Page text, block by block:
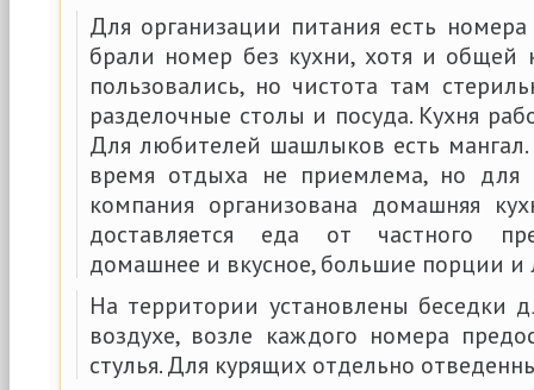
Для организации питания есть
брали номер без кухни, хотя и общей
пользовались, но чистота там
разделочные столы и посуда. Кухня
Для любителей шашлыков есть
время отдыха не приемлема, но
компания организована домашняя
доставляется еда от частного
домашнее и вкусное, большие порции и
На территории установлены беседки
воздухе, возле каждого номера
стулья. Для курящих отдельно